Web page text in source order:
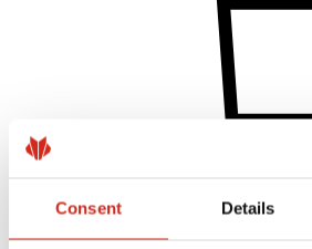
Consent Details
Culori, vopsele și garanții
Înregistrarea garanției